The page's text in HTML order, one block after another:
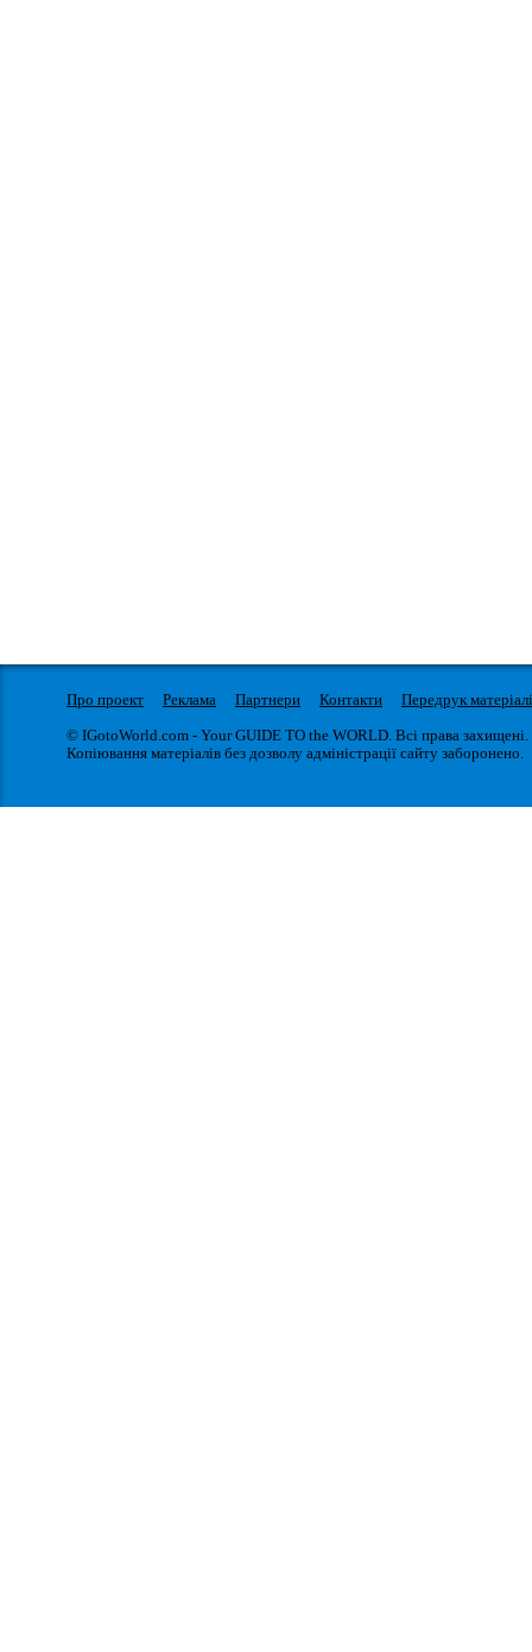
Про проект Реклама Партнери Контакти
Передрук
© IGotoWorld.com - Your GUIDE TO the WORLD. Всі права захищені.
Копіювання матеріалів без дозволу адміністрації сайту заборонено.